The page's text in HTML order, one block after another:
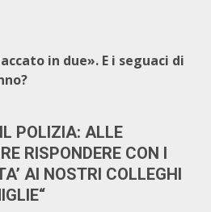
in due». E i seguaci di
POLIZIA: ALLE
RISPONDERE CON I
AI NOSTRI COLLEGHI
“